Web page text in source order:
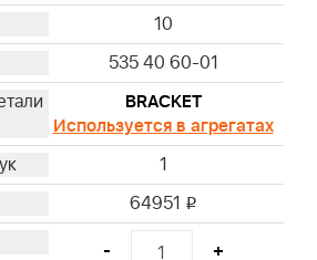
10
535 40 60-01
BRACKET
Используется в агрегатах
1
64951 i
- +